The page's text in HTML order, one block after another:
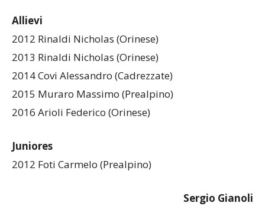
Allievi
2012 Rinaldi Nicholas (Orinese)
2013 Rinaldi Nicholas (Orinese)
2014 Covi Alessandro (Cadrezzate)
2015 Muraro Massimo (Prealpino)
2016 Arioli Federico (Orinese)
Juniores
2012 Foti Carmelo (Prealpino)
Sergio Gianoli